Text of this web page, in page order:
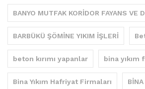
BANYO MUTFAK KORİDOR FAYANS VE
BARBÜKÜ ŞÖMİNE YIKIM İŞLERİ
beton kırımı yapanlar bina yıkım
Bina Yıkım Hafriyat Firmaları